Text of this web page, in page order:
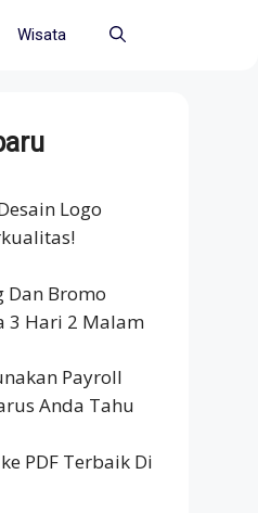
Wisata
Logo
Dan Bromo
3 Hari 2 Malam
Payroll
Anda Tahu
PDF Terbaik Di